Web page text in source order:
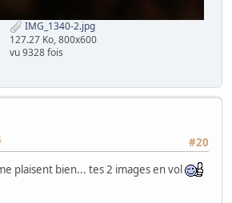
IMG_1340-2.jpg
127.27 Ko, 800x600
vu 9328 fois
#20
plaisent bien... tes 2 images en vol